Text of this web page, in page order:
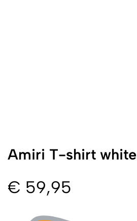
Amiri T-shirt white
€ 59,95